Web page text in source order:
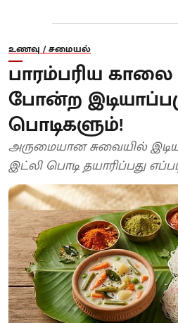
உணவு / சமையல்
பாரம்பரிய
போன்ற
பொடிகளும்!
அருமையான சுவையில்
இட்லி பொடி தயாரிப்பது